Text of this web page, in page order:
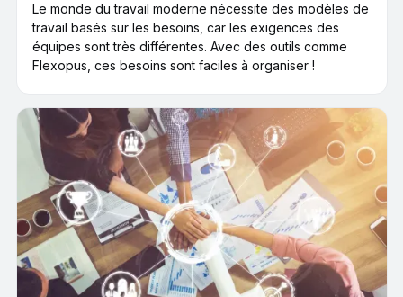
Le monde du travail moderne nécessite des modèles de
travail basés sur les besoins, car les exigences des
équipes sont très différentes. Avec des outils comme
Flexopus, ces besoins sont faciles à organiser !